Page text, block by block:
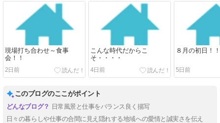
現場打ち合わせ～食事
会！！
2日前
こんな時代だからこ
そ・・・・
4日前
８月の初日！！
5日前
このブログのここがポイント
日常風景と仕事をバランス良く描写
日々の暮らしや仕事の合間に見え隠れする地域への愛情と誠実さを伝え